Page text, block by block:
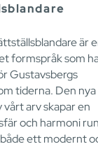
är
formspråk som
Gustavsbergs
tiderna. Den nya
vårt arv skapar en
och harmoni
ett modernt